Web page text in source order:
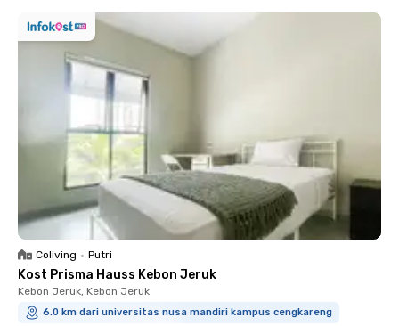
Coliving • Putri
Kost Prisma Hauss Kebon Jeruk
Kebon Jeruk, Kebon Jeruk
6.0 km dari universitas nusa mandiri kampus cengkareng